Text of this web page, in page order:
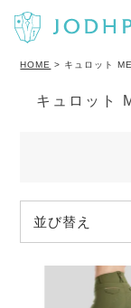
HOME キュロット
キュロット
並び替え